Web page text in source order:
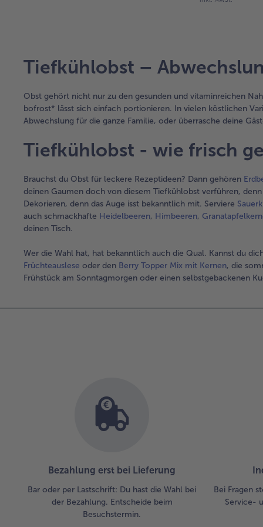
Tiefkühlobst –
Obst gehört nicht nur zu den gesunden und vitaminreichen
bofrost* lässt sich einfach portionieren. In vielen köstlichen
Abwechslung für die ganze Familie, oder überrasche deine
Tiefkühlobst - wie frisch
Brauchst du Obst für leckere Rezeptideen? Dann gehören
deinen Gaumen doch von diesem Tiefkühlobst verführen,
Dekorieren, denn das Auge isst bekanntlich mit. Serviere
auch schmackhafte Heidelbeeren, Himbeeren,
deinen Tisch.
Wer die Wahl hat, hat bekanntlich auch die Qual. Kannst du
Früchteauslese oder den Berry Topper Mix mit Kernen, die
Frühstück am Sonntagmorgen oder einen selbstgebackenen
Bezahlung erst bei Lieferung
Bar oder per Lastschrift: Du hast die Wahl bei
der Bezahlung. Entscheide beim
Besuchstermin.
Bei Fragen
Service-